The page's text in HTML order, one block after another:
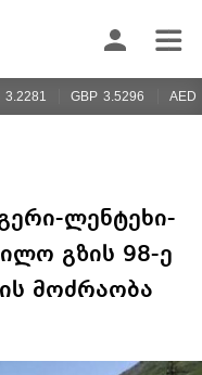
3.2281 GBP 3.5296 AED
ლენტეხი-
გზის 98-ე
მოძრაობა